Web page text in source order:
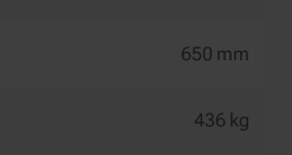
650 mm
436 kg